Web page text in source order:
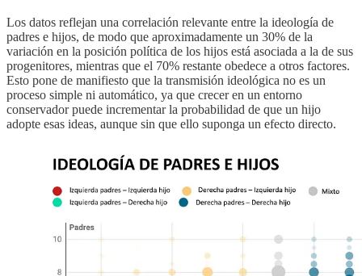
Los datos reflejan una correlación relevante entre la ideología de
padres e hijos, de modo que aproximadamente un 30% de la
variación en la posición política de los hijos está asociada a la de sus
progenitores, mientras que el 70% restante obedece a otros factores.
Esto pone de manifiesto que la transmisión ideológica no es un
proceso simple ni automático, ya que crecer en un entorno
conservador puede incrementar la probabilidad de que un hijo
adopte esas ideas, aunque sin que ello suponga un efecto directo.